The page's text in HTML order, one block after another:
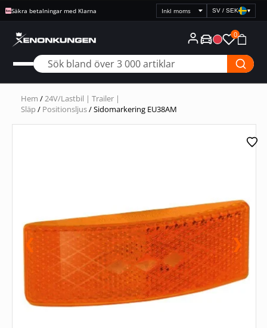
Säkra betalningar med Klarna
Välj
prisvisning
SV / SEK ▾
0
Hem /24V/Lastbil | Trailer |
Släp/ Positionsljus/ Sidomarkering EU38AM
❮ ❯